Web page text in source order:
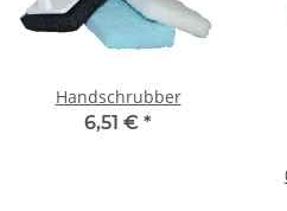
Handschrubber
6,51 € *